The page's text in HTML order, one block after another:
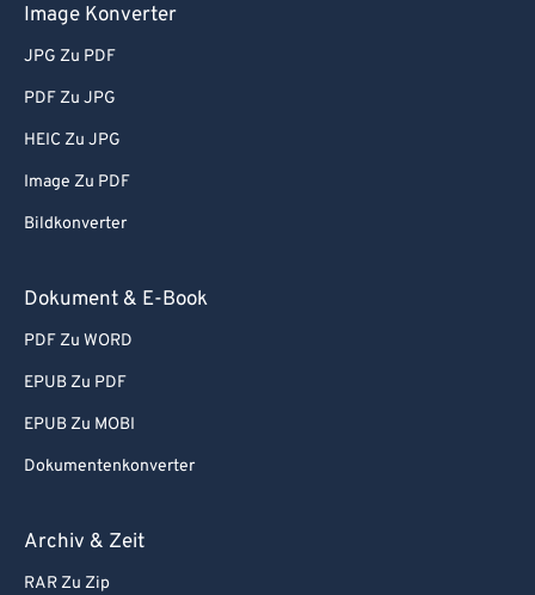
Image Konverter
JPG Zu PDF
PDF Zu JPG
HEIC Zu JPG
Image Zu PDF
Bildkonverter
Dokument & E-Book
PDF Zu WORD
EPUB Zu PDF
EPUB Zu MOBI
Dokumentenkonverter
Archiv & Zeit
RAR Zu Zip